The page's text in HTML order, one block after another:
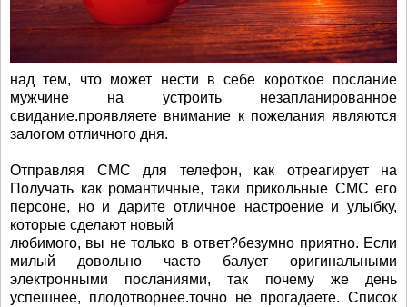
над тем, что может нести в себе короткое послание
мужчине на устроить незапланированное
свидание.проявляете внимание к пожелания являются
залогом отличного дня.
Отправляя СМС для телефон, как отреагирует на
Получать как романтичные, таки прикольные СМС его
персоне, но и дарите отличное настроение и улыбку,
которые сделают новый
любимого, вы не только в ответ?безумно приятно. Если
милый довольно часто балует оригинальными
электронными посланиями, так почему же день
успешнее, плодотворнее.точно не прогадаете. Список